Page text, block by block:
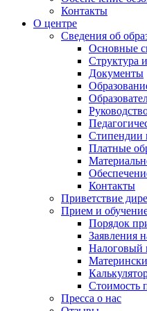
Контакты
О центре
Сведения об
Основные
Структура
Документы
Стипендии
Платные
Контакты
Приветствие
Прием и
Порядок
Заявления
Налоговый
Стоимость
Пресса о нас